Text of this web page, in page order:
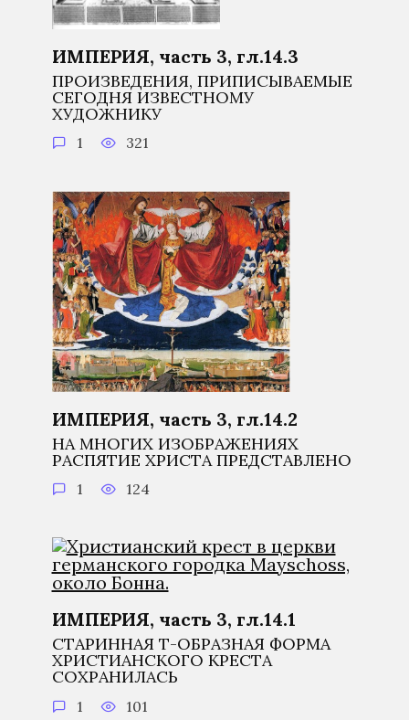
ИМПЕРИЯ, часть 3, гл.14.3
ПРОИЗВЕДЕНИЯ, ПРИПИСЫВАЕМЫЕ
СЕГОДНЯ ИЗВЕСТНОМУ
ХУДОЖНИКУ
1 321
ИМПЕРИЯ, часть 3, гл.14.2
НА МНОГИХ ИЗОБРАЖЕНИЯХ
РАСПЯТИЕ ХРИСТА ПРЕДСТАВЛЕНО
1 124
ИМПЕРИЯ, часть 3, гл.14.1
СТАРИННАЯ Т-ОБРАЗНАЯ ФОРМА
ХРИСТИАНСКОГО КРЕСТА
СОХРАНИЛАСЬ
1 101